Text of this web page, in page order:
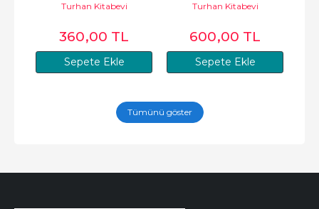
Sepete Ekle
Turhan Kitabevi
360,00 TL
Sepete Ekle
Turhan Kitabevi
600,00 TL
Tümünü göster